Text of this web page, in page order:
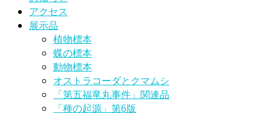
アクセス
展示品
植物標本
蝶の標本
動物標本
オストラコーダとクマムシ
「第五福竜丸事件」関連品
「種の起源」第6版